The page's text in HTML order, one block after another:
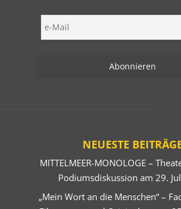
NEUESTE
MITTELMEER-MONOLOGE –
Podiumsdiskussion am 29.
„Mein Wort an die Menschen“ –